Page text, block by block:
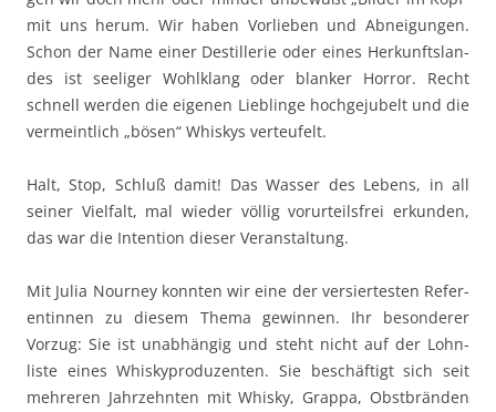
mit uns herum. Wir haben Vor­lieben und Abnei­gun­gen.
Schon der Name ein­er Des­til­lerie oder eines Herkun­ft­s­lan­
des ist seel­iger Wohlk­lang oder blanker Hor­ror. Recht
schnell wer­den die eige­nen Lieblinge hochge­jubelt und die
ver­meintlich „bösen“ Whiskys verteufelt.
Halt, Stop, Schluß damit! Das Wass­er des Lebens, in all
sein­er Vielfalt, mal wieder völ­lig vorurteils­frei erkun­den,
das war die Inten­tion dieser Veranstaltung.
Mit Julia Nour­ney kon­nten wir eine der ver­siertesten Ref­er­
entin­nen zu diesem The­ma gewin­nen. Ihr beson­der­er
Vorzug: Sie ist unab­hängig und ste­ht nicht auf der Lohn­
liste eines Whiskypro­duzen­ten. Sie beschäftigt sich seit
mehreren Jahrzehn­ten mit Whisky, Grap­pa, Obst­brän­den